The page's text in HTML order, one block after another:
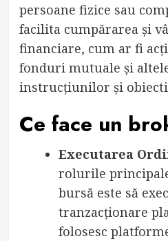
persoane fizice sau
facilita cumpărarea și
financiare, cum ar fi
fonduri mutuale și
instrucțiunilor și
Ce face un
Executarea
rolurile
bursă este să
tranzacționare
folosesc